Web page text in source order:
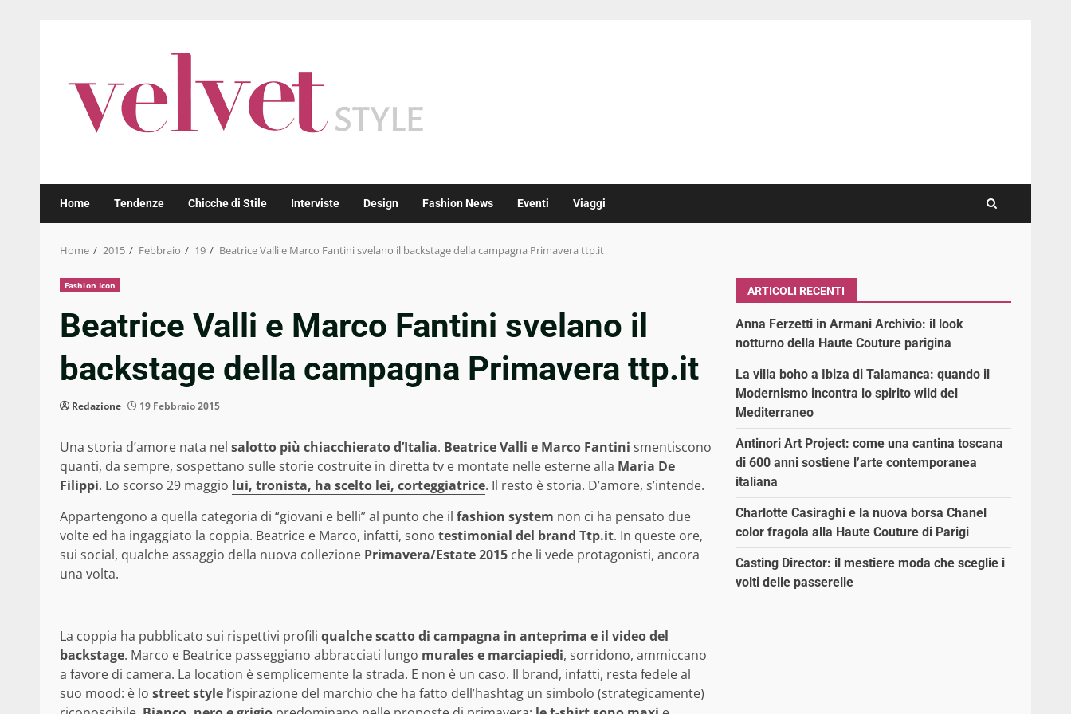
Home Tendenze Chicche di Stile Interviste Design Fashion News Eventi Viaggi
Home 2015 Febbraio 19 Beatrice Valli e Marco Fantini svelano il backstage della campagna Primavera ttp.it
Fashion Icon
Beatrice Valli e Marco Fantini svelano il
backstage della campagna Primavera ttp.it
Redazione 19 Febbraio 2015
Una storia d’amore nata nel salotto più chiacchierato d’Italia. Beatrice Valli e Marco Fantini smentiscono
quanti, da sempre, sospettano sulle storie costruite in diretta tv e montate nelle esterne alla Maria De
Filippi. Lo scorso 29 maggio lui, tronista, ha scelto lei, corteggiatrice. Il resto è storia. D’amore, s’intende.
Appartengono a quella categoria di “giovani e belli” al punto che il fashion system non ci ha pensato due
volte ed ha ingaggiato la coppia. Beatrice e Marco, infatti, sono testimonial del brand Ttp.it. In queste ore,
sui social, qualche assaggio della nuova collezione Primavera/Estate 2015 che li vede protagonisti, ancora
una volta.
La coppia ha pubblicato sui rispettivi profili qualche scatto di campagna in anteprima e il video del
backstage. Marco e Beatrice passeggiano abbracciati lungo murales e marciapiedi, sorridono, ammiccano
a favore di camera. La location è semplicemente la strada. E non è un caso. Il brand, infatti, resta fedele al
suo mood: è lo street style l’ispirazione del marchio che ha fatto dell’hashtag un simbolo (strategicamente)
ARTICOLI RECENTI
Anna Ferzetti in Armani Archivio: il look
notturno della Haute Couture parigina
La villa boho a Ibiza di Talamanca: quando il
Modernismo incontra lo spirito wild del
Mediterraneo
Antinori Art Project: come una cantina toscana
di 600 anni sostiene l’arte contemporanea
italiana
Charlotte Casiraghi e la nuova borsa Chanel
color fragola alla Haute Couture di Parigi
Casting Director: il mestiere moda che sceglie i
volti delle passerelle